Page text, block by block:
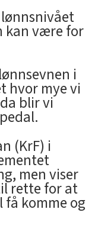
kan være for
i
hvor mye vi
blir vi
(KrF) i
men viser
rette for at
få komme og